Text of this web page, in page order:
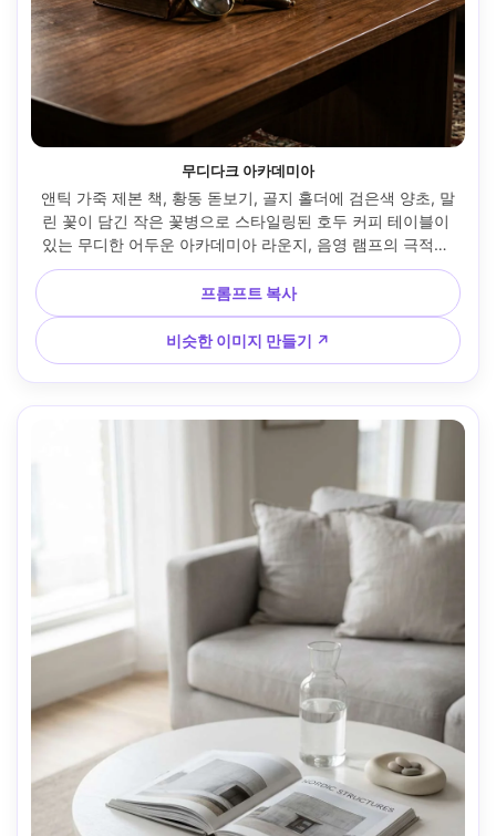
무디다크 아카데미아
앤틱 가죽 제본 책, 황동 돋보기, 골지 홀더에 검은색 양초, 말
린 꽃이 담긴 작은 꽃병으로 스타일링된 호두 커피 테이블이
있는 무디한 어두운 아카데미아 라운지, 음영 램프의 극적인
측면 조명, 깊은 그림자, 풍부한 갈색 톤, Sony A7R V에서 촬
영, 85mm, f/2, 타이트 프레임, 고대비 편집 인테리어 사진, 초
사실적인 목재 그레인 --ar 4:5
프롬프트 복사
비슷한 이미지 만들기 ↗